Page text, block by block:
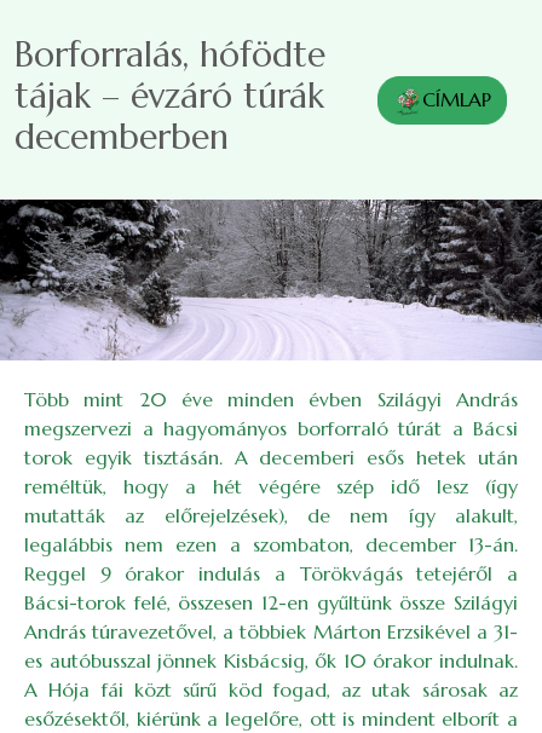
Borforralás, hófödte
tájak – évzáró túrák
decemberben
CÍMLAP
Több mint 20 éve minden évben Szilágyi András
megszervezi a hagyományos borforraló túrát a Bácsi
torok egyik tisztásán. A decemberi esős hetek után
reméltük, hogy a hét végére szép idő lesz (így
mutatták az előrejelzések), de nem így alakult,
legalábbis nem ezen a szombaton, december 13-án.
Reggel 9 órakor indulás a Törökvágás tetejéről a
Bácsi-torok felé, összesen 12-en gyűltünk össze Szilágyi
András túravezetővel, a többiek Márton Erzsikével a 31-
es autóbusszal jönnek Kisbácsig, ők 10 órakor indulnak.
A Hója fái közt sűrű köd fogad, az utak sárosak az
esőzésektől, kiérünk a legelőre, ott is mindent elborít a